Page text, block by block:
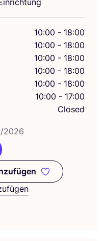
10:00 - 18:00
10:00 - 18:00
10:00 - 18:00
10:00 - 18:00
10:00 - 18:00
10:00 - 17:00
Closed
/2026
Favoriten